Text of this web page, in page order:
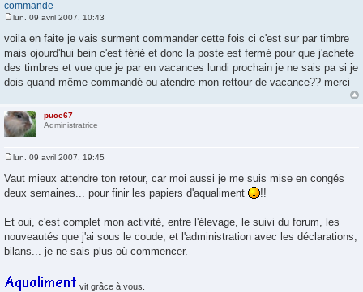
commande
e
s
s
g
e
lun. 09 avril 2007, 10:43
voila en faite je vais surment commander cette fois ci c'est sur par timbre
mais ojourd'hui bein c'est férié et donc la poste est fermé pour que j'achete
des timbres et vue que je par en vacances lundi prochain je ne sais pa si je
dois quand même commandé ou atendre mon rettour de vacance?? merci
puce67
Administratrice
s
s
e
lun. 09 avril 2007, 19:45
Vaut mieux attendre ton retour, car moi aussi je me suis mise en congés
deux semaines... pour finir les papiers d'aqualiment
!!
Et oui, c'est complet mon activité, entre l'élevage, le suivi du forum, les
nouveautés que j'ai sous le coude, et l'administration avec les déclarations,
bilans... je ne sais plus où commencer.
vit grâce à vous.